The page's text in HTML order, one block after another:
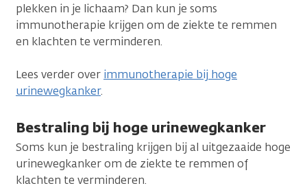
plekken in je lichaam? Dan kun je soms
immunotherapie krijgen om de ziekte te remmen
en klachten te verminderen.
Lees verder over immunotherapie bij hoge
urinewegkanker.
Bestraling bij hoge urinewegkanker
Soms kun je bestraling krijgen bij al uitgezaaide hoge
urinewegkanker om de ziekte te remmen of
klachten te verminderen.